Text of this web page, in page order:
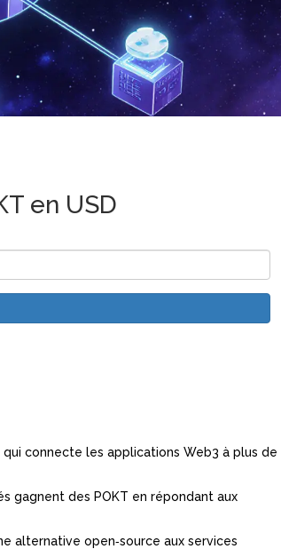
en USD
connecte les applications Web3 à plus de
gagnent des POKT en répondant aux
alternative open‑source aux services